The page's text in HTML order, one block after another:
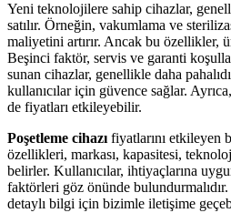
Yeni teknolojilere sahip cihazlar,
satılır. Örneğin, vakumlama ve
maliyetini artırır. Ancak bu özellikler,
Beşinci faktör, servis ve garanti
sunan cihazlar, genellikle daha
kullanıcılar için güvence sağlar.
de fiyatları etkileyebilir.
Poşetleme cihazı fiyatlarını etkileyen
özellikleri, markası, kapasitesi,
belirler. Kullanıcılar, ihtiyaçlarına
faktörleri göz önünde
detaylı bilgi için bizimle iletişime